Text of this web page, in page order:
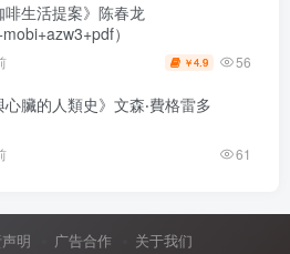
啡生活提案》陈春龙
）
￥4.9 56
心臟的人類史》文森‧費格雷多
61
明 广告合作 关于我们